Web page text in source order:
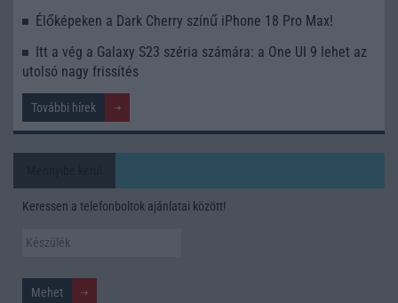
Élőképeken a Dark Cherry színű iPhone 18 Pro Max!
Itt a vég a Galaxy S23 széria számára: a One UI 9 lehet az
utolsó nagy frissítés
További hírek
Keressen a telefonboltok ajánlatai között!